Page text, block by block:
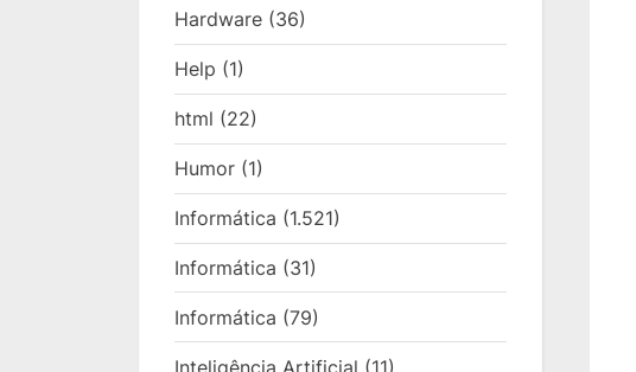
Hardware (36)
Help (1)
html (22)
Humor (1)
Informática (1.521)
Informática (31)
Informática (79)
Inteligência Artificial (11)